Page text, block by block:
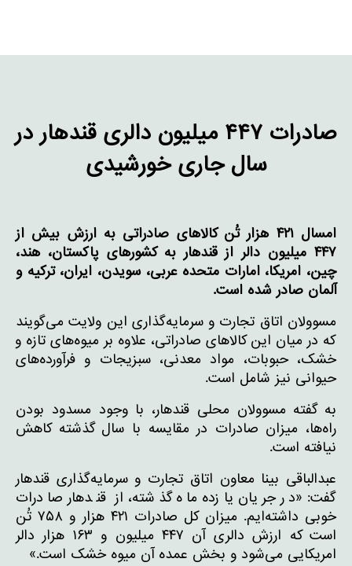
صادرات ۴۴۷ میلیون دالری قندهار در
سال جاری خورشیدی
امسال۴۲۱ هزار تُن کالاهای صادراتی به ارزش بیش از
۴۴۷ میلیون دالر از قندهار به کشورهای پاکستان، هند،
چین، امریکا، امارات متحده عربی، سویدن، ایران، ترکیه و
آلمان صادر شده است.
مسوولان اتاق تجارت و سرمایه‌گذاری این ولایت می‌گویند
که در میان این کالاهای صادراتی، علاوه بر میوه‌های تازه و
خشک، حبوبات، مواد معدنی، سبزیجات و فرآورده‌های
حیوانی نیز شامل است.
به گفته مسوولان محلی قندهار، با وجود مسدود بودن
راه‌ها، میزان صادرات در مقایسه با سال گذشته کاهش
نیافته است.
عبدالباقی بینا معاون اتاق تجارت و سرمایه‌گذاری قندهار
گفت: «در جریان یازده ماه گذشته، از قندهار صادرات
خوبی داشته‌ایم. میزان کل صادرات ۴۲۱ هزار و ۷۵۸ تُن
است که ارزش دالری آن ۴۴۷ میلیون و ۱۶۳ هزار دالر
امریکایی می‌شود و بخش عمده آن میوه خشک است.»